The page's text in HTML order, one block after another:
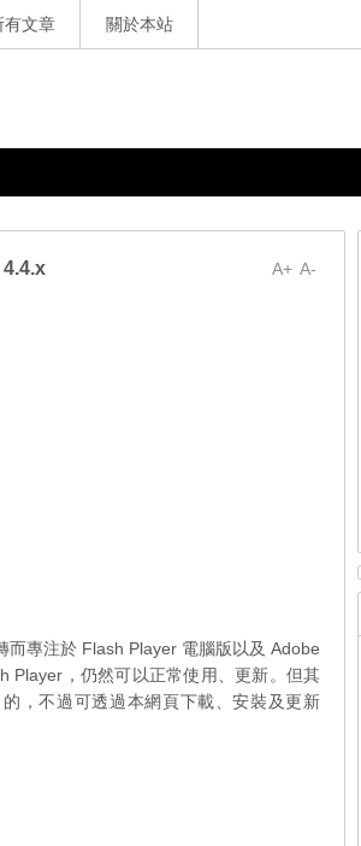
有文章 關於本站
A-
A+
專注於 Flash Player 電腦版以及 Adobe
Player，仍然可以正常使用、更新。但其
，不過可透過本網頁下載、安裝及更新